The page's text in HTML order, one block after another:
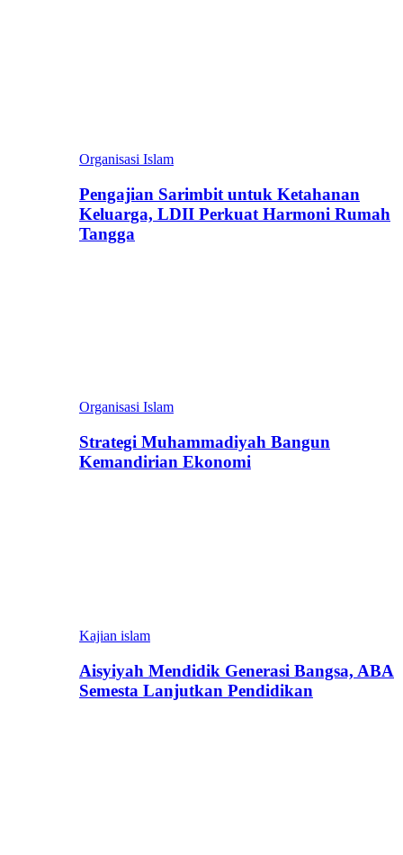
Organisasi Islam
Pengajian Sarimbit untuk Ketahanan
Keluarga, LDII Perkuat Harmoni Rumah
Tangga
Organisasi Islam
Strategi Muhammadiyah Bangun
Kemandirian Ekonomi
Kajian islam
Aisyiyah Mendidik Generasi Bangsa, ABA
Semesta Lanjutkan Pendidikan